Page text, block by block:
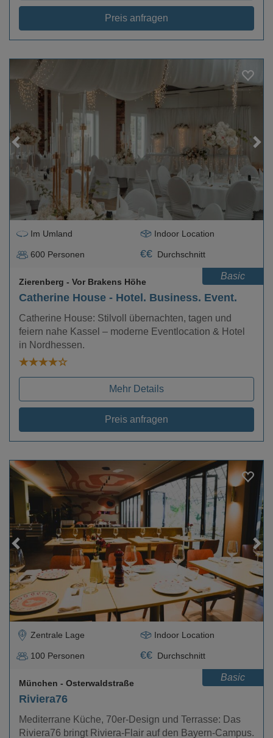
Preis anfragen
Im Umland Indoor Location
600 Personen €€ Durchschnitt
Basic
Catherine House - Hotel. Business. Event.
Zierenberg - Vor Brakens Höhe
Catherine House: Stilvoll übernachten, tagen und
feiern nahe Kassel – moderne Eventlocation & Hotel
in Nordhessen.
Mehr Details
Preis anfragen
Loading...
Zentrale Lage Indoor Location
100 Personen €€ Durchschnitt
Basic
Riviera76
München - Osterwaldstraße
Mediterrane Küche, 70er-Design und Terrasse: Das
Riviera76 bringt Riviera-Flair auf den Bayern-Campus.